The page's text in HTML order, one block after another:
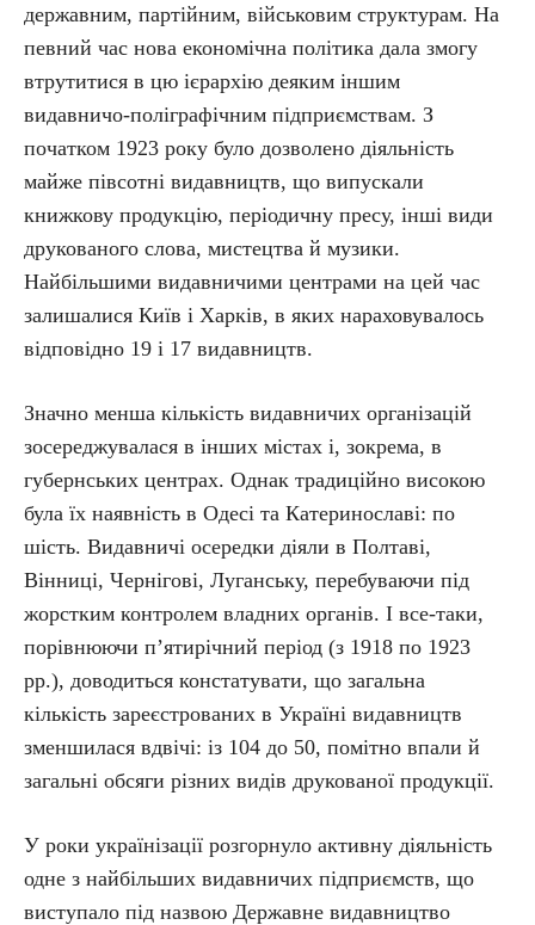
державним, партійним, військовим структурам. На
певний час нова економічна політика дала змогу
втрутитися в цю ієрархію деяким іншим
видавничо-поліграфічним підприємствам. З
початком 1923 року було дозволено діяльність
майже півсотні видавництв, що випускали
книжкову продукцію, періодичну пресу, інші види
друкованого слова, мистецтва й музики.
Найбільшими видавничими центрами на цей час
залишалися Київ і Харків, в яких нараховувалось
відповідно 19 і 17 видавництв.
Значно менша кількість видавничих організацій
зосереджувалася в інших містах і, зокрема, в
губернських центрах. Однак традиційно високою
була їх наявність в Одесі та Катеринославі: по
шість. Видавничі осередки діяли в Полтаві,
Вінниці, Чернігові, Луганську, перебуваючи під
жорстким контролем владних органів. І все-таки,
порівнюючи п’ятирічний період (з 1918 по 1923
рр.), доводиться констатувати, що загальна
кількість зареєстрованих в Україні видавництв
зменшилася вдвічі: із 104 до 50, помітно впали й
загальні обсяги різних видів друкованої продукції.
У роки українізації розгорнуло активну діяльність
одне з найбільших видавничих підприємств, що
виступало під назвою Державне видавництво